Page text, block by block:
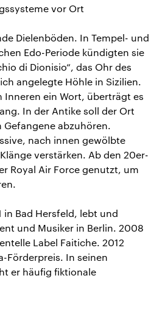
vor Ort
Dielenböden. In Tempel- und
Edo-Periode kündigten sie
di Dionisio“, das Ohr des
angelegte Höhle in Sizilien.
ein Wort, überträgt es
In der Antike soll der Ort
abzuhören.
nach innen gewölbte
verstärken. Ab den 20er-
Royal Air Force genutzt, um
in Bad Hersfeld, lebt und
und Musiker in Berlin. 2008
Label Faitiche. 2012
Förderpreis. In seinen
er häufig fiktionale